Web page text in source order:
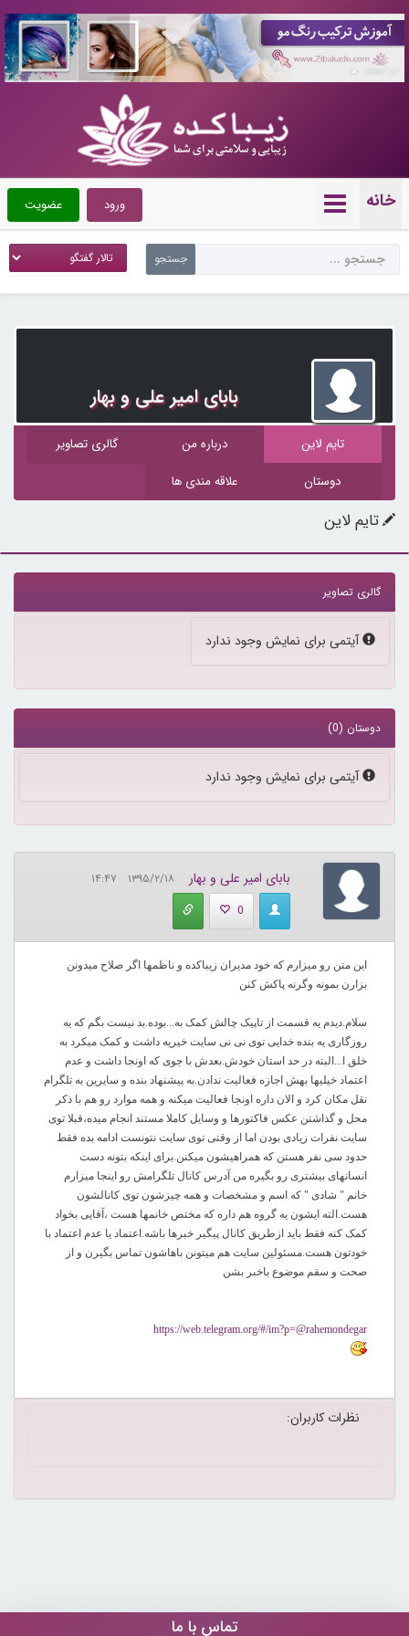
خانه عضویت ورود
بابای امیر علی و بهار
تایم لاین درباره من
گالری تصاویر
دوستان
علاقه مندی ها
تایم لاین
گالری تصاویر
آیتمی برای نمایش وجود ندارد
دوستان (0)
آیتمی برای نمایش وجود ندارد
بابای امیر علی و بهار
۱۳۹۵/۲/۱۸ ۱۴:۴۷
0
این متن رو میزارم که خود مدیران زیباکده و ناظمها اگر صلاح میدونن
بزارن بمونه وگرنه پاکش کنن
سلام.دیدم یه قسمت از تاپیک چالش کمک به...بوده.بد نیست بگم که یه
روزگاری یه بنده خدایی توی نی نی سایت خیریه داشت و کمک میکرد به
خلق ا...البته در حد استان خودش.بعدش با جوی که اونجا داشت و عدم
اعتماد خیلیها بهش اجازه فعالیت ندادن.به پیشنهاد بنده و سایرین به تلگرام
نقل مکان کرد و الان داره اونجا فعالیت میکنه و همه موارد رو هم با ذکر
محل و گذاشتن عکس فاکتورها و وسایل کاملا مستند انجام میده،قبلا توی
سایت نفرات زیادی بودن اما از وقتی توی سایت نتونست ادامه بده فقط
حدود سی نفر هستن که همراهیشون میکنن.برای اینکه بتونه دست
انسانهای بیشتری رو بگیره من آدرس کانال تلگرامش رو اینجا میزارم
خانم " شادی " که اسم و مشخصات و همه چیزشون توی کانالشون
هست.الته ایشون یه گروه هم داره که مختص خانمها هست ،آقایی بخواد
کمک کنه فقط باید ازطریق کانال پیگیر خبرها باشه.اعتماد یا عدم اعتماد با
خودتون هست.مسئولین سایت هم میتونن باهاشون تماس بگیرن و از
صحت و سقم موضوع باخبر بشن
https://web.telegram.org/#/im?p=@rahemondegar
نظرات کاربران:
تماس با ما